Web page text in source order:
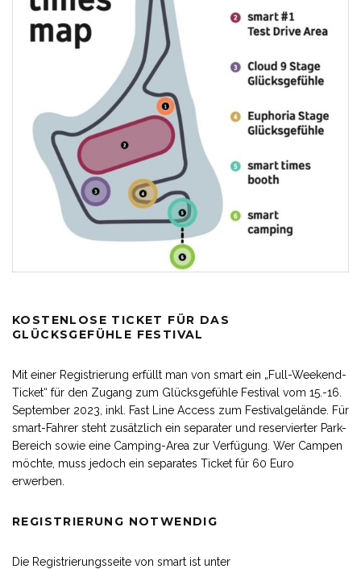
KOSTENLOSE TICKET FÜR DAS
GLÜCKSGEFÜHLE FESTIVAL
Mit einer Registrierung erfüllt man von smart ein „Full-Weekend-
Ticket“ für den Zugang zum Glücksgefühle Festival vom 15.-16.
September 2023, inkl. Fast Line Access zum Festivalgelände. Für
smart-Fahrer steht zusätzlich ein separater und reservierter Park-
Bereich sowie eine Camping-Area zur Verfügung. Wer Campen
möchte, muss jedoch ein separates Ticket für 60 Euro
erwerben.
REGISTRIERUNG NOTWENDIG
Die Registrierungsseite von smart ist unter